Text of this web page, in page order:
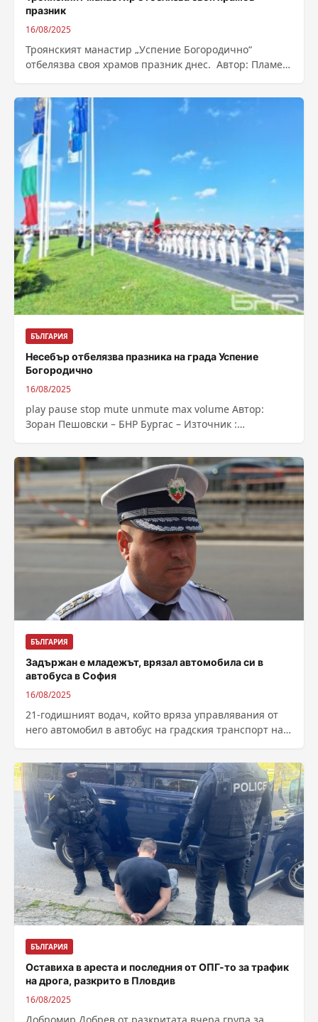
празник
16/08/2025
Троянският манастир „Успение Богородично“
отбелязва своя храмов празник днес. Автор: Пламен
БЪЛГАРИЯ
Несебър отбелязва празника на града Успение
Богородично
16/08/2025
play pause stop mute unmute max volume Автор:
Зоран Пешовски – БНР Бургас – Източник :
praznika-na-grada-uspenie-bogorodichno
БЪЛГАРИЯ
Задържан е младежът, врязал автомобила си в
автобуса в София
16/08/2025
21-годишният водач, който вряза управлявания от
него автомобил в автобус на градския транспорт на
„Възкресение“ и „Константин...
БЪЛГАРИЯ
Оставиха в ареста и последния от ОПГ-то за трафик
на дрога, разкрито в Пловдив
16/08/2025